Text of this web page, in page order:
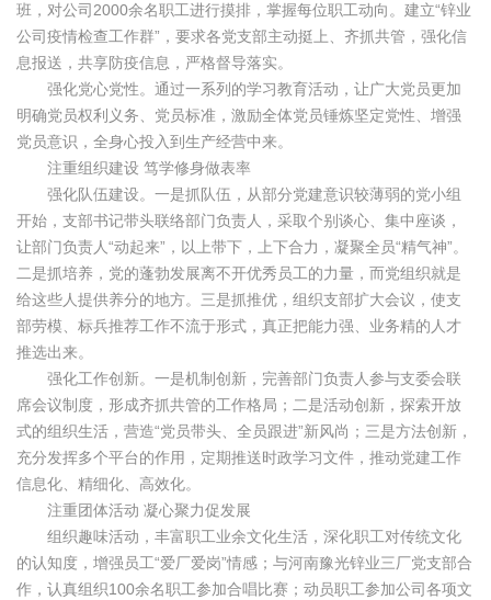
班，对公司2000余名职工进行摸排，掌握每位职工动向。建立“锌业
公司疫情检查工作群”，要求各党支部主动挺上、齐抓共管，强化信
息报送，共享防疫信息，严格督导落实。
强化党心党性。通过一系列的学习教育活动，让广大党员更加
明确党员权利义务、党员标准，激励全体党员锤炼坚定党性、增强
党员意识，全身心投入到生产经营中来。
注重组织建设 笃学修身做表率
强化队伍建设。一是抓队伍，从部分党建意识较薄弱的党小组
开始，支部书记带头联络部门负责人，采取个别谈心、集中座谈，
让部门负责人“动起来”，以上带下，上下合力，凝聚全员“精气神”。
二是抓培养，党的蓬勃发展离不开优秀员工的力量，而党组织就是
给这些人提供养分的地方。三是抓推优，组织支部扩大会议，使支
部劳模、标兵推荐工作不流于形式，真正把能力强、业务精的人才
推选出来。
强化工作创新。一是机制创新，完善部门负责人参与支委会联
席会议制度，形成齐抓共管的工作格局；二是活动创新，探索开放
式的组织生活，营造“党员带头、全员跟进”新风尚；三是方法创新，
充分发挥多个平台的作用，定期推送时政学习文件，推动党建工作
信息化、精细化、高效化。
注重团体活动 凝心聚力促发展
组织趣味活动，丰富职工业余文化生活，深化职工对传统文化
的认知度，增强员工“爱厂爱岗”情感；与河南豫光锌业三厂党支部合
作，认真组织100余名职工参加合唱比赛；动员职工参加公司各项文